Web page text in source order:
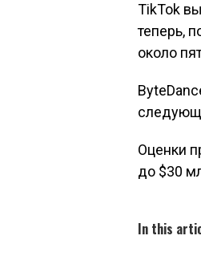
TikTok
теперь,
около
Оценки
до $30
In this